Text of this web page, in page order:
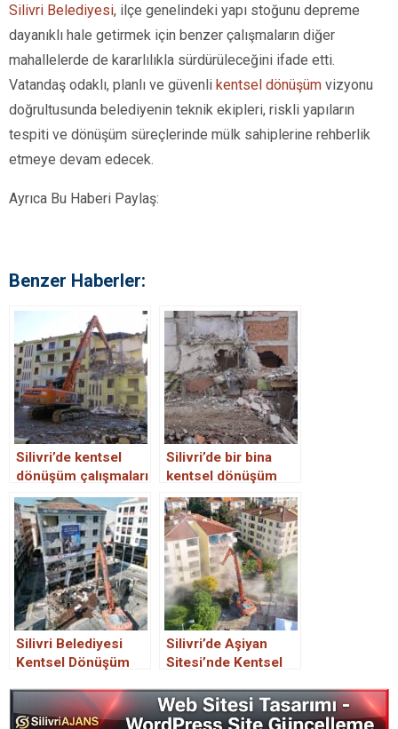
Silivri Belediyesi, ilçe genelindeki yapı stoğunu depreme
dayanıklı hale getirmek için benzer çalışmaların diğer
mahallelerde de kararlılıkla sürdürüleceğini ifade etti.
Vatandaş odaklı, planlı ve güvenli kentsel dönüşüm vizyonu
doğrultusunda belediyenin teknik ekipleri, riskli yapıların
tespiti ve dönüşüm süreçlerinde mülk sahiplerine rehberlik
etmeye devam edecek.
Ayrıca Bu Haberi Paylaş:
Benzer Haberler:
Silivri’de kentsel
dönüşüm çalışmaları
başladı.
Silivri’de bir bina
kentsel dönüşüm
nedeniyle yıkılırken
yan bina zarar
gördü: “Kepçenin
ağrı içerideydi”
Silivri Belediyesi
Kentsel Dönüşüm
Ediyor
Silivri’de Aşiyan
Sitesi’nde Kentsel
Gerçekleştirildi